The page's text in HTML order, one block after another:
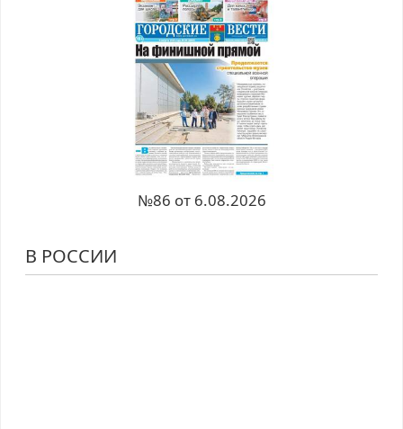
№86 от 6.08.2026
В РОССИИ